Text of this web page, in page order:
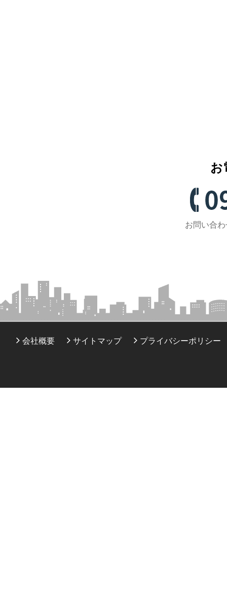
お
お問い合
会社概要 サイトマップ プライバシーポリシー